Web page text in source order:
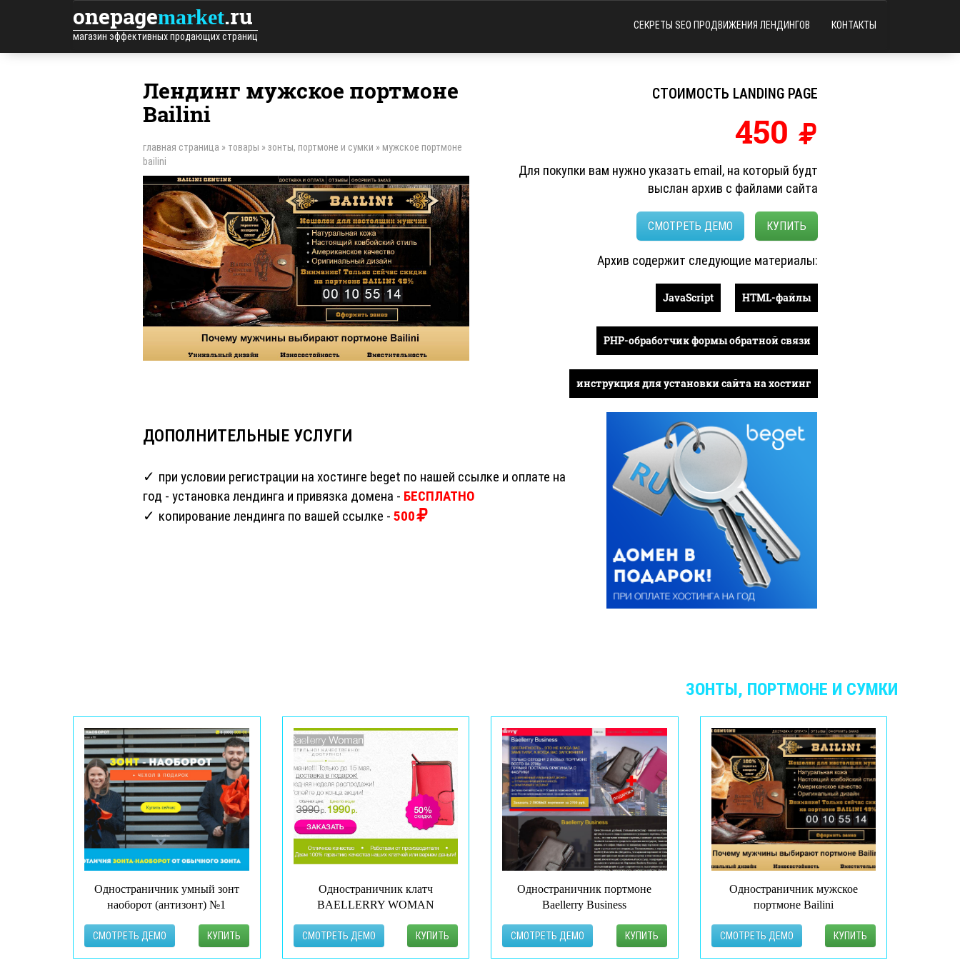
onepagemarket.ru
магазин эффективных продающих страниц
СЕКРЕТЫ SEO ПРОДВИЖЕНИЯ ЛЕНДИНГОВ КОНТАКТЫ
Лендинг мужское портмоне
Bailini
главная страница » товары » зонты, портмоне и сумки » мужское портмоне
bailini
СТОИМОСТЬ LANDING PAGE
450
Для покупки вам нужно указать email, на который будт
выслан архив с файлами сайта
КУПИТЬ
СМОТРЕТЬ ДЕМО
Архив содержит следующие материалы:
HTML-файлы
JavaScript
PHP-обработчик формы обратной связи
инструкция для установки сайта на хостинг
ДОПОЛНИТЕЛЬНЫЕ УСЛУГИ
при условии регистрации на хостинге beget по нашей ссылке и оплате на
год - установка лендинга и привязка домена - БЕСПЛАТНО
копирование лендинга по вашей ссылке - 500
ЗОНТЫ, ПОРТМОНЕ И СУМКИ
Одностраничник умный зонт
наоборот (антизонт) №1
КУПИТЬ
СМОТРЕТЬ ДЕМО
Одностраничник клатч
BAELLERRY WOMAN
КУПИТЬ
СМОТРЕТЬ ДЕМО
Одностраничник портмоне
Baellerry Business
КУПИТЬ
СМОТРЕТЬ ДЕМО
Одностраничник мужское
портмоне Bailini
КУПИТЬ
СМОТРЕТЬ ДЕМО